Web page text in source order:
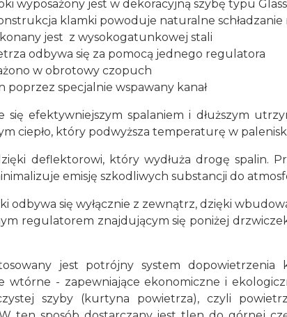
wyposażony jest w dekoracyjną szybę typu Glass
klamki powoduje naturalne schładzanie
jest z wysokogatunkowej stali
odbywa się za pomocą jednego regulatora
w obrotowy czopuch
poprzez specjalnie wspawany kanał
efektywniejszym spalaniem i dłuższym
ciepło, który podwyższa temperaturę w
deflektorowi, który wydłuża drogę spalin.
emisję szkodliwych substancji do
odbywa się wyłącznie z zewnątrz, dzięki
regulatorem znajdującym się poniżej
jest potrójny system dopowietrzenia
wtórne - zapewniające ekonomiczne i
szyby (kurtyna powietrza), czyli